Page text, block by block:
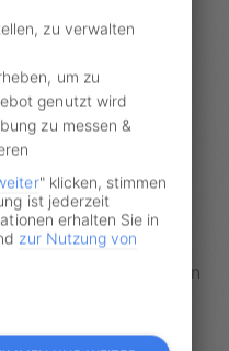
Während
oder Dränglern
Männern eher ein
Schleicher auf den
beim Autofahren
Verhalten eine
Großteil der
zu verwalten
um zu
genutzt wird
zu messen &
" klicken, stimmen
ist jederzeit
erhalten Sie in
zur Nutzung von